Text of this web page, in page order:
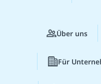
Über uns
Für